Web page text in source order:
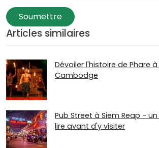
Soumettre
Articles similaires
Dévoiler l'histoire de Phare à
Cambodge
Pub Street à Siem Reap -
lire avant d'y visiter